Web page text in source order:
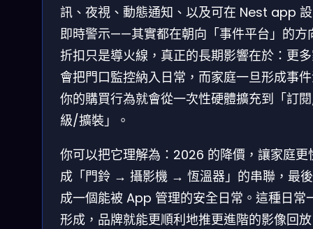
訊、夜視、動態通知、以及可在 Nest app
即時警示——其實都在朝向「事件平台」的方
折扣只是導火線，真正的長期影響在於：更
會把門口監控納入日常，而家庭一旦形成事
你的購買行為就會從一次性硬體擴充到「訂
級/擴裝」。
你可以把它理解為：2026 的降價，讓家庭更
成「門鈴 → 攝影機 → 恆溫器」的串聯，最
成一個能被 App 管理的安全日常。這種日常
形成，品牌就能更順利地推更進階的影像回